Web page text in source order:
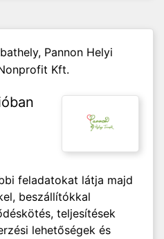
Pannon Helyi
Kft.
feladatokat látja majd
beszállítókkal
teljesítések
lehetőségek és